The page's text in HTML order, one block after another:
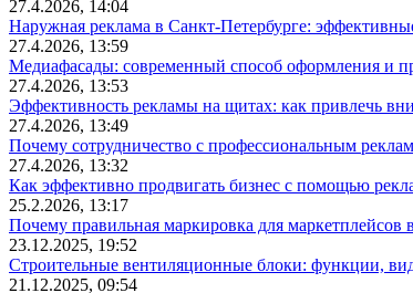
27.4.2026, 14:04
Наружная реклама в Санкт-Петербурге:
27.4.2026, 13:59
Медиафасады: современный способ оформления и
27.4.2026, 13:53
Эффективность рекламы на щитах: как привлечь
27.4.2026, 13:49
Почему сотрудничество с профессиональным
27.4.2026, 13:32
Как эффективно продвигать бизнес с помощью
25.2.2026, 13:17
Почему правильная маркировка для маркетплейсов
23.12.2025, 19:52
Строительные вентиляционные блоки: функции,
21.12.2025, 09:54